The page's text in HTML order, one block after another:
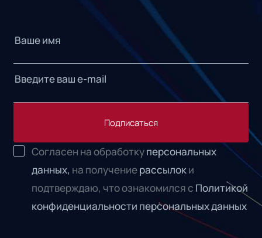
Подписаться
Согласен на обработкуперсональных
данных, на получениерассылоки
подтверждаю, что ознакомился с Политикой
конфиденциальности персональных данных